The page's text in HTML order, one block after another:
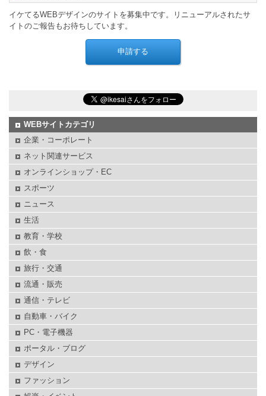
イケてるWEBデザインのサイトを募集中です。リニューアルされたサ
イトのご報告もお待ちしています。
WEBサイトカテゴリ
企業・コーポレート
ネット関連サービス
オンラインショップ・EC
スポーツ
ニュース
生活
教育・学校
飲・食
旅行・交通
流通・販売
通信・テレビ
自動車・バイク
PC・電子機器
ポータル・ブログ
デザイン
ファッション